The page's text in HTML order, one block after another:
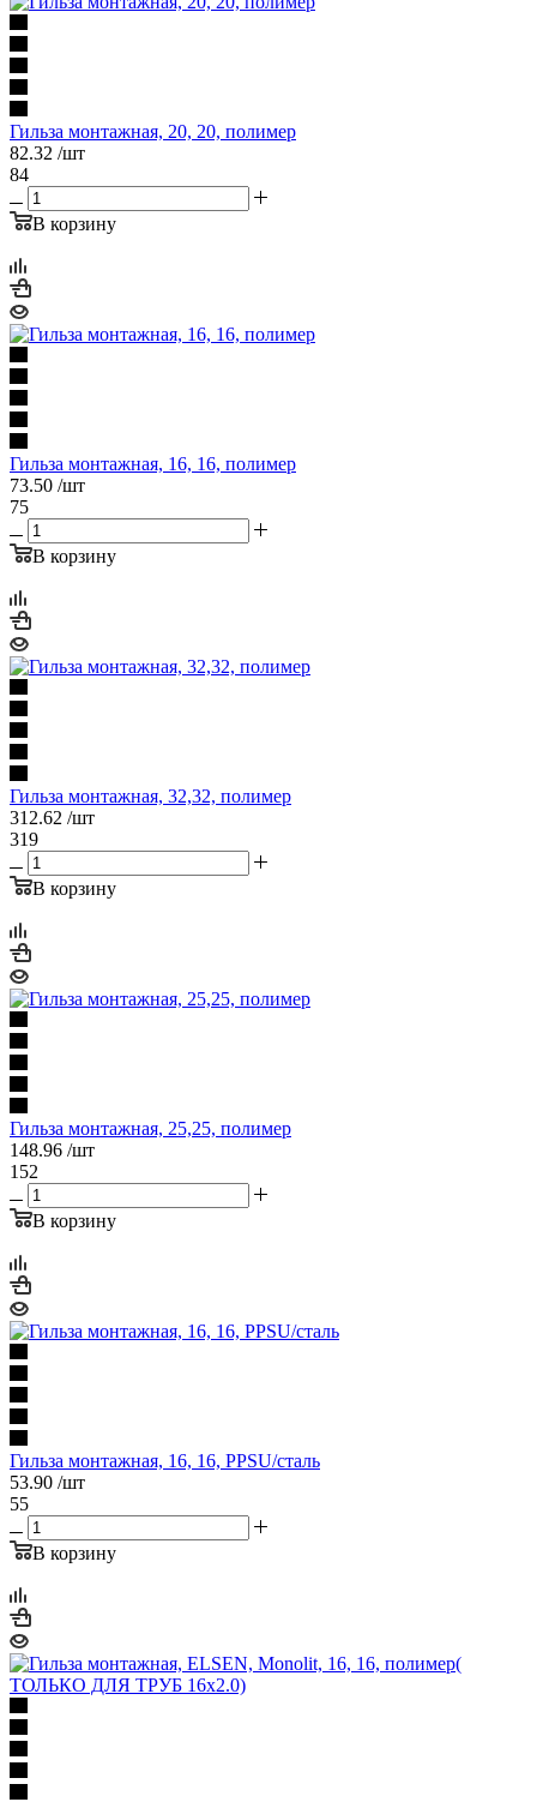
Гильза монтажная, 20, 20, полимер
82.32 /шт
84
В корзину
Гильза монтажная, 16, 16, полимер
73.50 /шт
75
В корзину
Гильза монтажная, 32,32, полимер
312.62 /шт
319
В корзину
Гильза монтажная, 25,25, полимер
148.96 /шт
152
В корзину
Гильза монтажная, 16, 16, PPSU/сталь
53.90 /шт
55
В корзину